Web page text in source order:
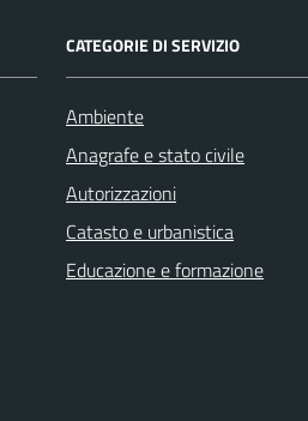
CATEGORIE DI SERVIZIO
Ambiente
Anagrafe e stato civile
Autorizzazioni
Catasto e urbanistica
Educazione e formazione